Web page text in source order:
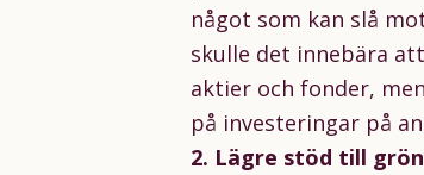
något som kan slå
skulle det innebära
aktier och fonder,
på investeringar på
2. Lägre stöd till